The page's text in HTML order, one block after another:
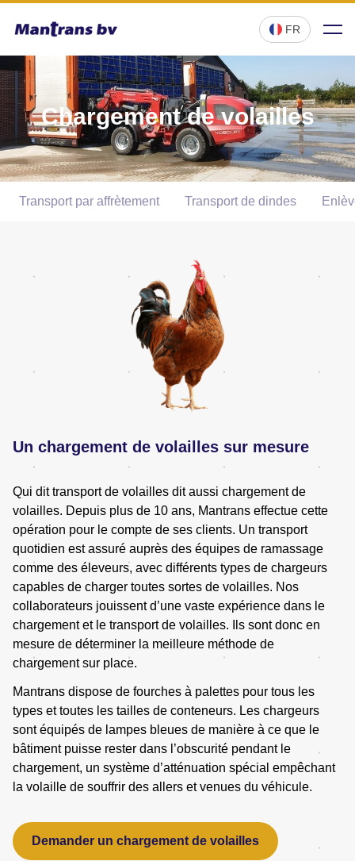
FR
Chargement de volailles
Transport par affrètement Transport de dindes
Un chargement de volailles sur mesure
Qui dit transport de volailles dit aussi chargement de
volailles. Depuis plus de 10 ans, Mantrans effectue cette
opération pour le compte de ses clients. Un transport
quotidien est assuré auprès des équipes de ramassage
comme des éleveurs, avec différents types de chargeurs
capables de charger toutes sortes de volailles. Nos
collaborateurs jouissent d’une vaste expérience dans le
chargement et le transport de volailles. Ils sont donc en
mesure de déterminer la meilleure méthode de
chargement sur place.
Mantrans dispose de fourches à palettes pour tous les
types et toutes les tailles de conteneurs. Les chargeurs
sont équipés de lampes bleues de manière à ce que le
bâtiment puisse rester dans l’obscurité pendant le
chargement, un système d’atténuation spécial empêchant
la volaille de souffrir des allers et venues du véhicule.
Demander un chargement de volailles